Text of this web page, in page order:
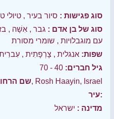
סוג פגישות : סיור בעיר , טיולי
סוג של בן אדם : גבר , אִשָׁה ,
עם מוגבלויות , שומרי מסורת
שפות: אנגלית , צָרְפָתִית ,
גיל חברים: 40 - 70
שםה' באייר, Rosh Haayin, Israel
עיר:
מדינה : ישראל